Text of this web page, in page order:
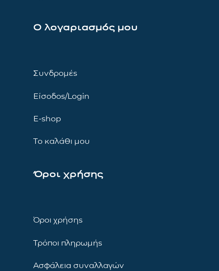
Ο λογαριασμός μου
Συνδρομές
Είσοδος/Login
E-shop
Το καλάθι μου
Όροι χρήσης
Όροι χρήσης
Τρόποι πληρωμής
Ασφάλεια συναλλαγών